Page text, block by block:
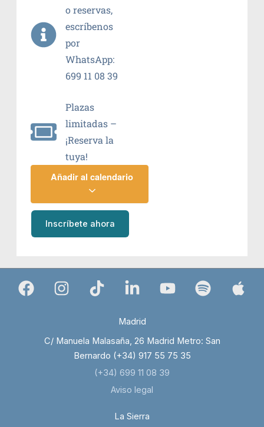
o reservas,
escríbenos
por
WhatsApp:
699 11 08 39
Plazas
limitadas –
¡Reserva la
tuya!
Inscríbete ahora
Madrid
C/ Manuela Malasaña, 26 Madrid Metro: San
Bernardo (+34) 917 55 75 35
(+34) 699 11 08 39
Aviso legal
La Sierra